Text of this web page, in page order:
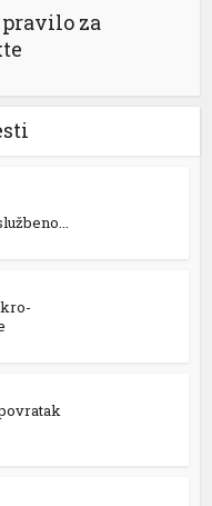
pravilo za